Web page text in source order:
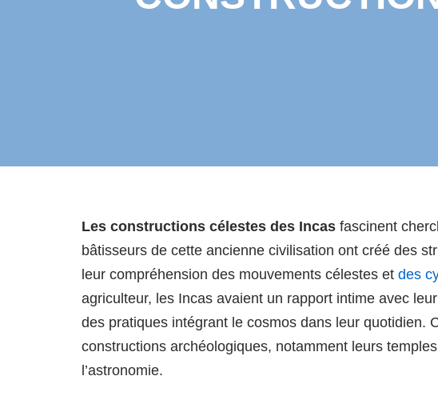
Les constructions célestes des Incas fascinent
bâtisseurs de cette ancienne civilisation ont créé des
leur compréhension des mouvements célestes et des
agriculteur, les Incas avaient un rapport intime avec
des pratiques intégrant le cosmos dans leur quotidien.
constructions archéologiques, notamment leurs
l’astronomie.